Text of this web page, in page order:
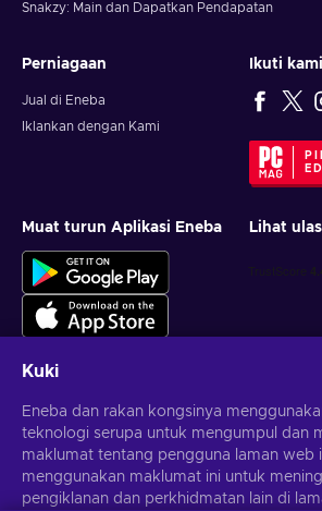
Snakzy: Main dan Dapatkan Pendapatan
Perniagaan
Jual di Eneba
Iklankan dengan Kami
Ikuti kami
Muat turun Aplikasi Eneba Lihat
Dapatkan tawaran permainan yang
Anda boleh berhenti melanggan pada bila-bila
Kuki
Eneba dan rakan kongsinya
teknologi serupa untuk mengumpul dan
maklumat tentang pengguna laman web
menggunakan maklumat ini untuk
pengiklanan dan perkhidmatan lain di